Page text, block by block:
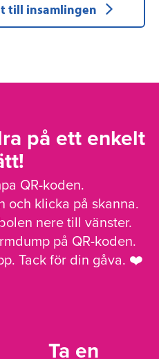
till insamlingen
på ett enkelt
QR-koden.
och klicka på skanna.
nere till vänster.
på QR-koden.
Tack för din gåva. ❤️
Ta en